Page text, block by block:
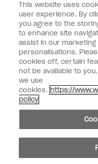
OPI
個人情報の取り扱い
facebookinstagram
個人情報を共有または販売しないでく
© Copyright 2024, Wella
This website uses
user experience. By
you agree to the
to enhance site
assist in our
personalisations.
cookies off, certain
not be available to
we use
cookies. https://
policy